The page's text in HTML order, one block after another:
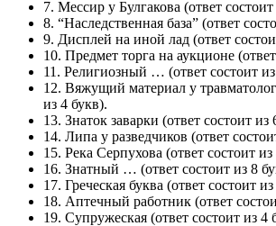
7. Мессир у Булгакова (ответ
8. “Наследственная база” (ответ
9. Дисплей на иной лад (ответ
10. Предмет торга на аукционе
11. Религиозный … (ответ состоит
12. Вяжущий материал у
из 4 букв).
13. Знаток заварки (ответ состоит из
14. Липа у разведчиков (ответ
15. Река Серпухова (ответ состоит
16. Знатный … (ответ состоит из 8
17. Греческая буква (ответ состоит
18. Аптечный работник (ответ
19. Супружеская (ответ состоит из 4